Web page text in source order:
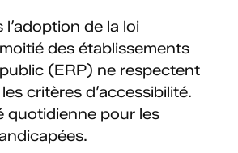
de la loi
des établissements
(ERP) ne respectent
critères d’accessibilité.
quotidienne pour les